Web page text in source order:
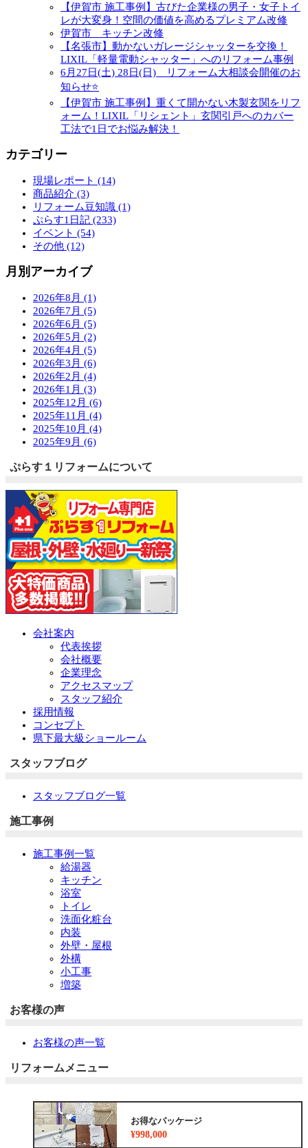
【伊賀市 施工事例】古びた企業様の男子・女子トイ
レが大変身！空間の価値を高めるプレミアム改修
伊賀市 キッチン改修
【名張市】動かないガレージシャッターを交換！
LIXIL「軽量電動シャッター」へのリフォーム事例
6月27日(土) 28日(日) リフォーム大相談会開催のお
知らせ⭐
【伊賀市 施工事例】重くて開かない木製玄関をリフ
ォーム！LIXIL「リシェント」玄関引戸へのカバー
工法で1日でお悩み解決！
カテゴリー
現場レポート (14)
商品紹介 (3)
リフォーム豆知識 (1)
ぷらす1日記 (233)
イベント (54)
その他 (12)
月別アーカイブ
2026年8月 (1)
2026年7月 (5)
2026年6月 (5)
2026年5月 (2)
2026年4月 (5)
2026年3月 (6)
2026年2月 (4)
2026年1月 (3)
2025年12月 (6)
2025年11月 (4)
2025年10月 (4)
2025年9月 (6)
ぷらす１リフォームについて
会社案内
代表挨拶
会社概要
企業理念
アクセスマップ
スタッフ紹介
採用情報
コンセプト
県下最大級ショールーム
スタッフブログ
スタッフブログ一覧
施工事例
施工事例一覧
給湯器
キッチン
浴室
トイレ
洗面化粧台
内装
外壁・屋根
外構
小工事
増築
お客様の声
お客様の声一覧
リフォームメニュー
お得なパッケージ
¥998,000